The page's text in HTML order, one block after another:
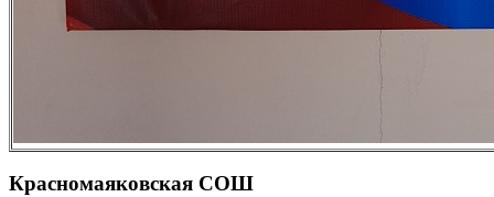
Красномаяковская СОШ